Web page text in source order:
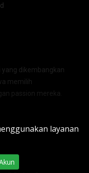
layanan
dikembangkan
memilih
passion mereka.